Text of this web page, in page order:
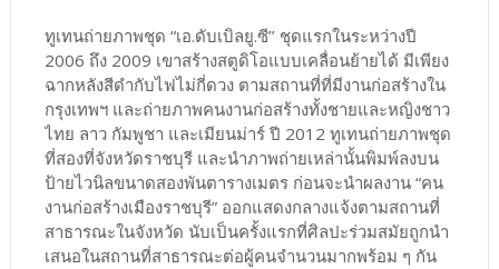
ทูเทนถ่ายภาพชุด “เอ.ดับเบิลยู.ซี’’ ชุดแรกในระหว่างปี
2006 ถึง 2009 เขาสร้างสตูดิโอแบบเคลื่อนย้ายได้ มีเพียง
ฉากหลังสีดำกับไฟไม่กี่ดวง ตามสถานที่ที่มีงานก่อสร้างใน
กรุงเทพฯ และถ่ายภาพคนงานก่อสร้างทั้งชายและหญิงชาว
ไทย ลาว กัมพูชา และเมียนม่าร์ ปี 2012 ทูเทนถ่ายภาพชุด
ที่สองที่จังหวัดราชบุรี และนำภาพถ่ายเหล่านั้นพิมพ์ลงบน
ป้ายไวนิลขนาดสองพันตารางเมตร ก่อนจะนำผลงาน “คน
งานก่อสร้างเมืองราชบุรี” ออกแสดงกลางแจ้งตามสถานที่
สาธารณะในจังหวัด นับเป็นครั้งแรกที่ศิลปะร่วมสมัยถูกนำ
เสนอในสถานที่สาธารณะต่อผู้คนจำนวนมากพร้อม ๆ กัน